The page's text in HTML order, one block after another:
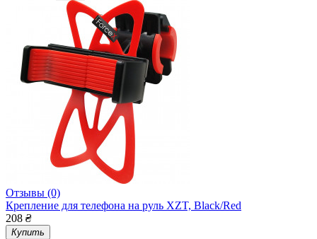
Отзывы (0)
Крепление для телефона на руль XZT, Black/Red
208 ₴
Купить